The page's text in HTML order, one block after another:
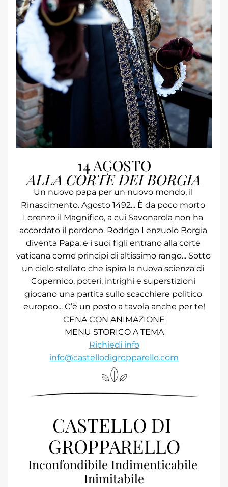
14 AGOSTO
ALLA CORTE DEI BORGIA
Un nuovo papa per un nuovo mondo, il
Rinascimento. Agosto 1492... È da poco morto
Lorenzo il Magnifico, a cui Savonarola non ha
accordato il perdono. Rodrigo Lenzuolo Borgia
diventa Papa, e i suoi figli entrano alla corte
vaticana come principi di altissimo rango... Sotto
un cielo stellato che ispira la nuova scienza di
Copernico, poteri, intrighi e superstizioni
giocano una partita sullo scacchiere politico
europeo... C’è un posto a tavola anche per te!
CENA CON ANIMAZIONE
MENU STORICO A TEMA
Richiedi info
info@castellodigropparello.com
CASTELLO DI
GROPPARELLO
Inconfondibile Indimenticabile
Inimitabile